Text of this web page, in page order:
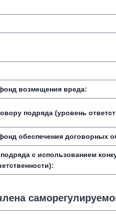
возмещения вреда:
подряда (уровень
обеспечения договорных
с использованием